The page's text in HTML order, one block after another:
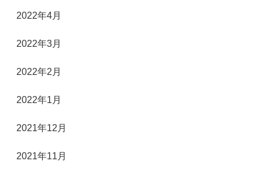
2022年4月
2022年3月
2022年2月
2022年1月
2021年12月
2021年11月